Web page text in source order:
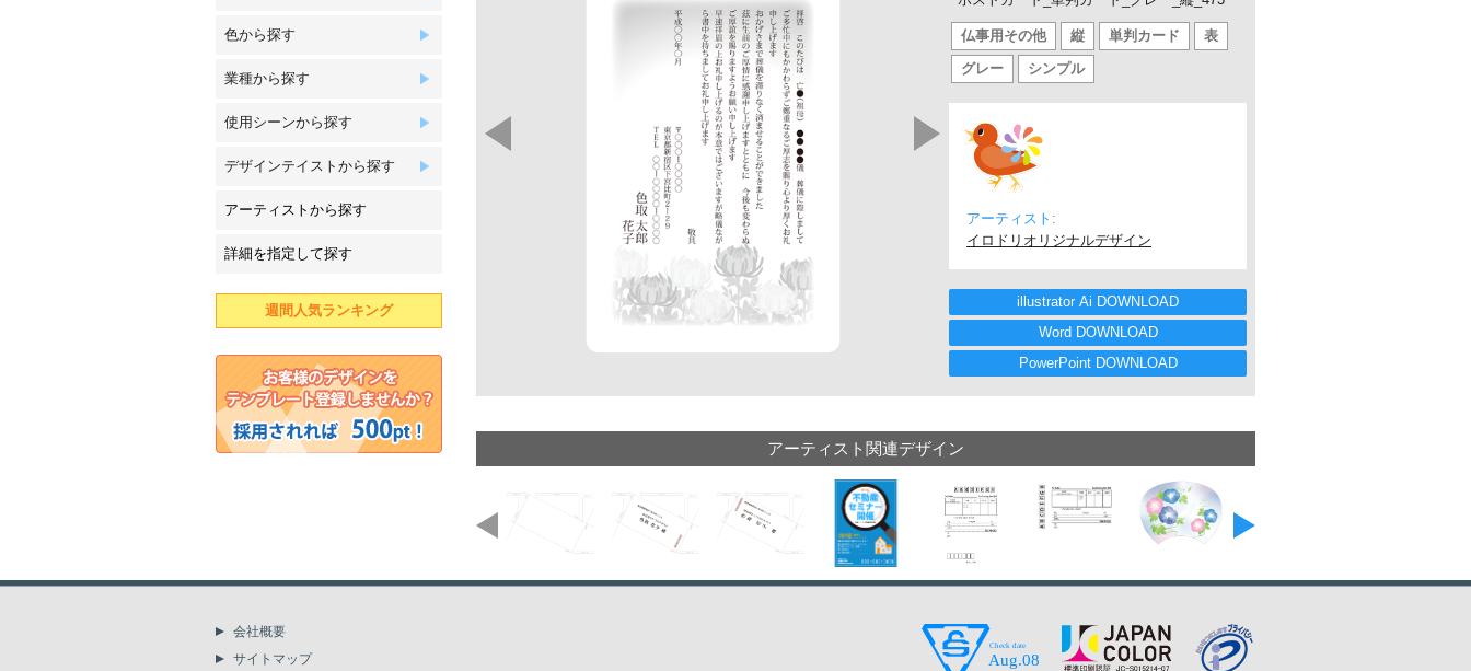
色から探す
業種から探す
使用シーンから探す
デザインテイストから探す
アーティストから探す
詳細を指定して探す
週間人気ランキング
仏事用その他 縦 単判カード
表
グレー
シンプル
アーティスト:
イロドリオリジナルデザイン
illustrator Ai DOWNLOAD
Word DOWNLOAD
PowerPoint DOWNLOAD
アーティスト関連デザイン
会社概要
サイトマップ